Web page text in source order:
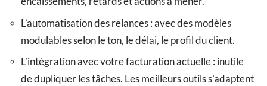
L’automatisation des relances : avec des modèles
modulables selon le ton, le délai, le profil du client.
L’intégration avec votre facturation actuelle : inutile
de dupliquer les tâches. Les meilleurs outils s’adaptent